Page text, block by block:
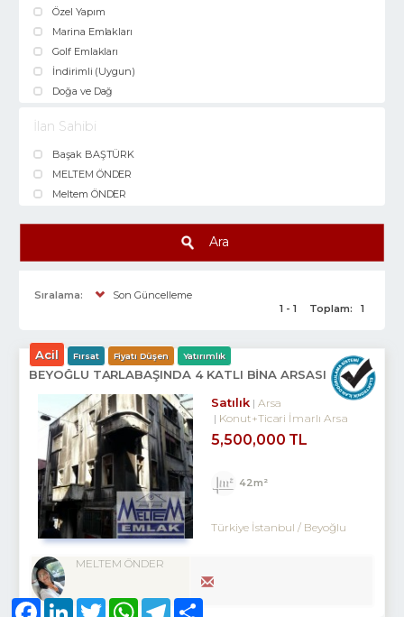
Özel Yapım
Marina Emlakları
Golf Emlakları
İndirimli (Uygun)
Doğa ve Dağ
İlan Sahibi
Başak BAŞTÜRK
MELTEM ÖNDER
Meltem ÖNDER
Ara
Sıralama:
Son Güncelleme
1 - 1
Toplam: 1
Acil Fırsat Fiyatı Düşen Yatırımlık
BEYOĞLU TARLABAŞINDA 4 KATLI BINA ARSASI
Satılık
Arsa
Konut+Ticari İmarlı Arsa
5,500,000 TL
42m²
Türkiye İstanbul / Beyoğlu
MELTEM ÖNDER
FacebookLinkedInTwitter WhatsAppTelegram